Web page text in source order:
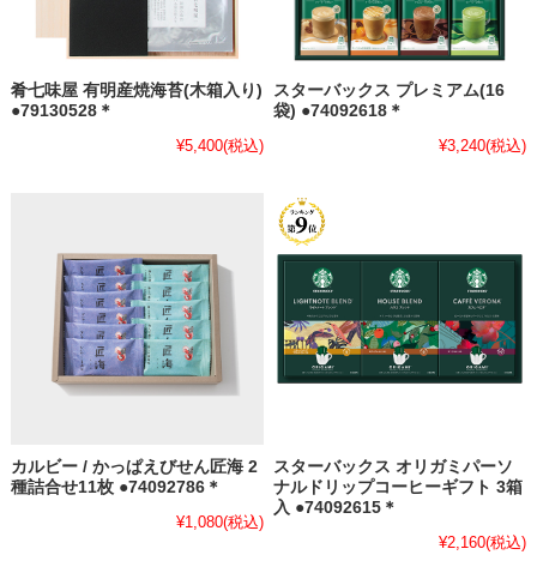
肴七味屋 有明産焼海苔(木箱入り)
●79130528＊
¥5,400(税込)
スターバックス プレミアム(16
袋) ●74092618＊
¥3,240(税込)
カルビー / かっぱえびせん匠海 2
種詰合せ11枚 ●74092786＊
¥1,080(税込)
スターバックス オリガミパーソ
ナルドリップコーヒーギフト 3箱
入 ●74092615＊
¥2,160(税込)